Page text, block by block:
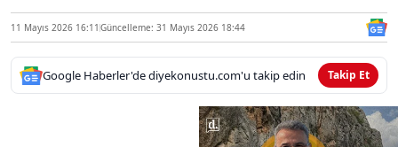
11 Mayıs 2026 16:11 Güncelleme: 31 Mayıs 2026 18:44
Google Haberler'de diyekonustu.com'u takip edin Takip Et